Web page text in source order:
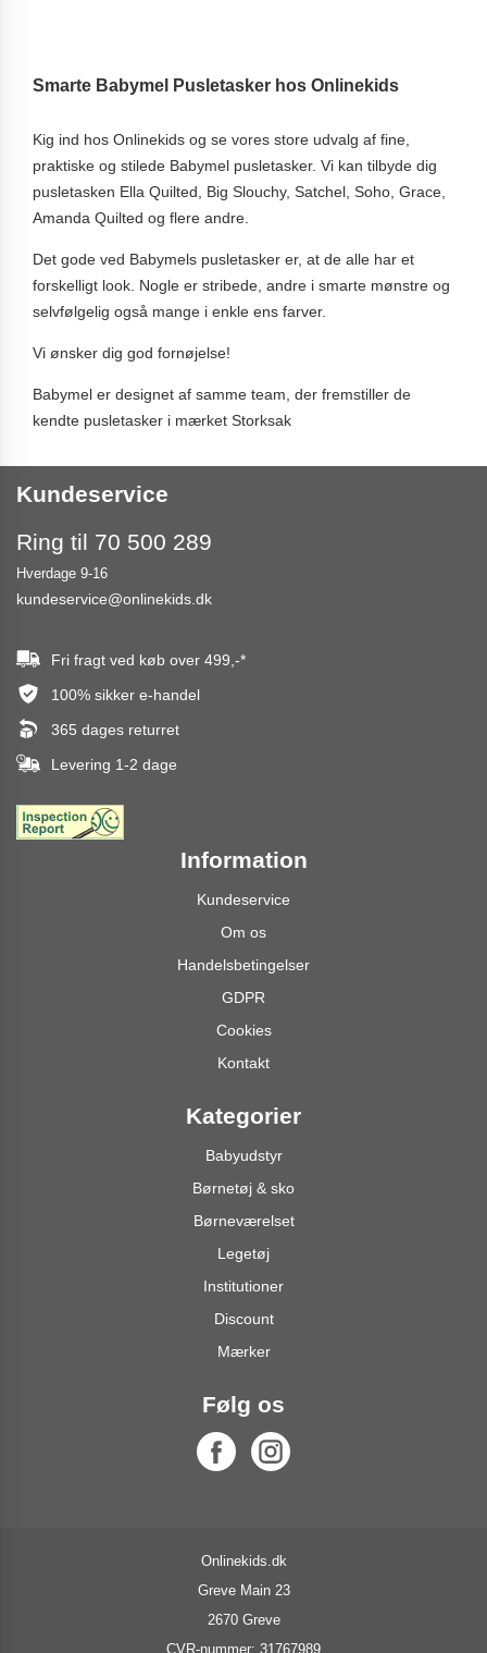
Smarte Babymel Pusletasker hos Onlinekids
Kig ind hos Onlinekids og se vores store udvalg af fine,
praktiske og stilede Babymel pusletasker. Vi kan tilbyde dig
pusletasken Ella Quilted, Big Slouchy, Satchel, Soho, Grace,
Amanda Quilted og flere andre.
Det gode ved Babymels pusletasker er, at de alle har et
forskelligt look. Nogle er stribede, andre i smarte mønstre og
selvfølgelig også mange i enkle ens farver.
Vi ønsker dig god fornøjelse!
Babymel er designet af samme team, der fremstiller de
kendte pusletasker i mærket Storksak
Kundeservice
Ring til 70 500 289
Hverdage 9-16
kundeservice@onlinekids.dk
Fri fragt ved køb over 499,-*
100% sikker e-handel
365 dages returret
Levering 1-2 dage
Information
Kundeservice
Om os
Handelsbetingelser
GDPR
Cookies
Kontakt
Kategorier
Babyudstyr
Børnetøj & sko
Børneværelset
Legetøj
Institutioner
Discount
Mærker
Følg os
Onlinekids.dk
Greve Main 23
2670 Greve
CVR-nummer: 31767989